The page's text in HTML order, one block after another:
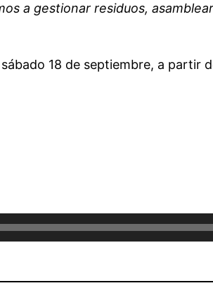
a gestionar residuos,
18 de septiembre, a partir